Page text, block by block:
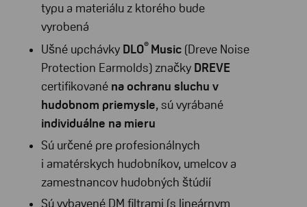
typu a materiálu z ktorého bude
vyrobená
Ušné upchávky DLO® Music (Dreve Noise
Protection Earmolds) značky DREVE
certifikované na ochranu sluchu v
hudobnom priemysle, sú vyrábané
individuálne na mieru
Sú určené pre profesionálnych
i amatérskych hudobníkov, umelcov a
zamestnancov hudobných štúdií
Sú vybavené DM filtrami (s lineárnym